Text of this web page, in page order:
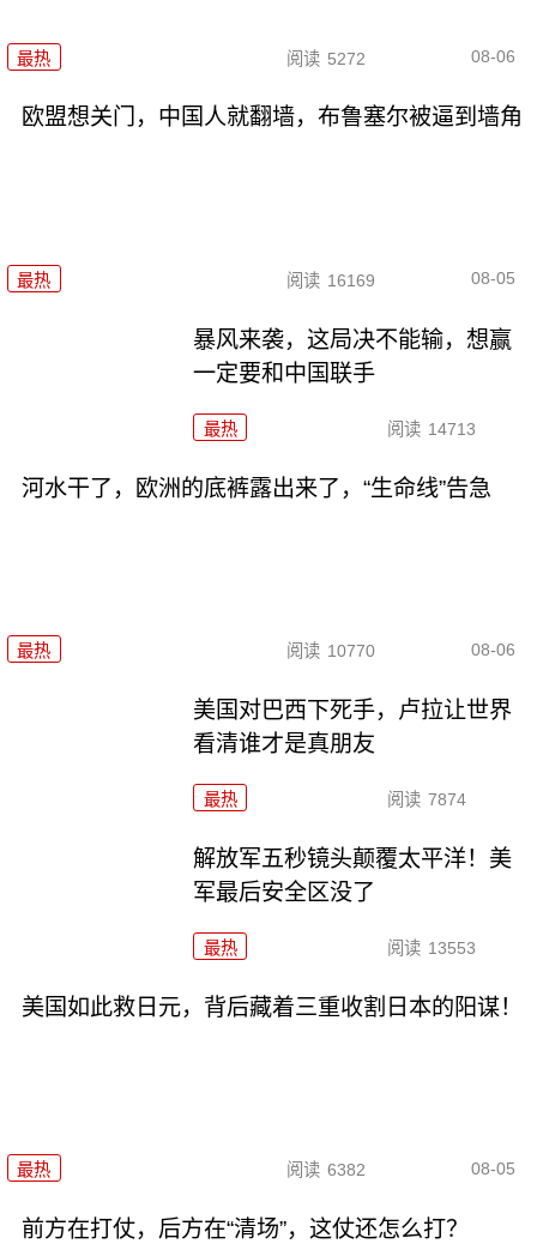
最热 阅读 5272 08-06
欧盟想关门，中国人就翻墙，布鲁塞尔被逼到墙角
最热 阅读 16169 08-05
暴风来袭，这局决不能输，想赢
一定要和中国联手
最热 阅读 14713
河水干了，欧洲的底裤露出来了，“生命线”告急
最热 阅读 10770 08-06
美国对巴西下死手，卢拉让世界
看清谁才是真朋友
最热 阅读 7874
解放军五秒镜头颠覆太平洋！美
军最后安全区没了
最热 阅读 13553
美国如此救日元，背后藏着三重收割日本的阳谋！
最热 阅读 6382 08-05
前方在打仗，后方在“清场”，这仗还怎么打？